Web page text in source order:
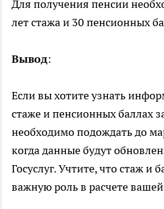
Для получения пенсии
лет стажа и 30 пенсионных
Вывод:
Если вы хотите узнать
стаже и пенсионных баллах
необходимо подождать до
когда данные будут
Госуслуг. Учтите, что стаж и
важную роль в расчете